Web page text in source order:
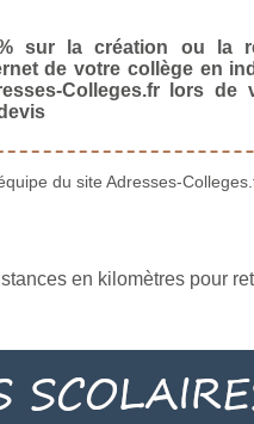
sur la création ou la
de votre collège en
Colleges.fr lors de
du site Adresses-
en kilomètres pour